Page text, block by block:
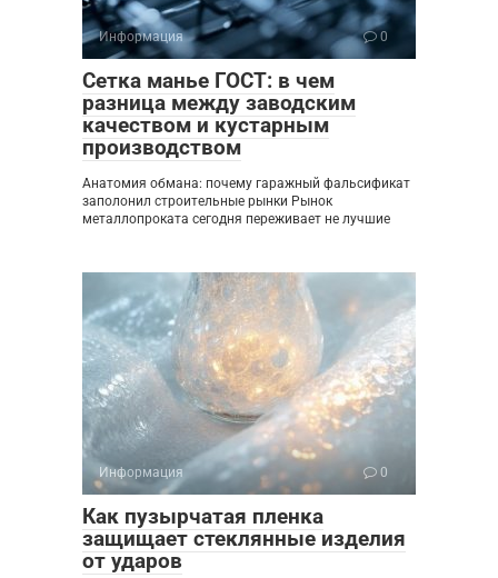
Информация 0
Сетка манье ГОСТ: в чем
разница между заводским
качеством и кустарным
производством
Анатомия обмана: почему гаражный фальсификат
заполонил строительные рынки Рынок
металлопроката сегодня переживает не лучшие
Информация 0
Как пузырчатая пленка
защищает стеклянные изделия
от ударов